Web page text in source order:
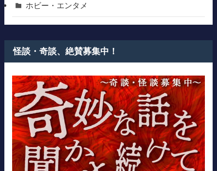
ホビー・エンタメ
怪談・奇談、絶賛募集中！